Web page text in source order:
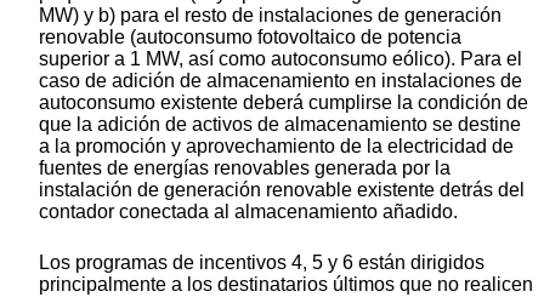
MW) y b) para el resto de instalaciones de generación
renovable (autoconsumo fotovoltaico de potencia
superior a 1 MW, así como autoconsumo eólico). Para el
caso de adición de almacenamiento en instalaciones de
autoconsumo existente deberá cumplirse la condición de
que la adición de activos de almacenamiento se destine
a la promoción y aprovechamiento de la electricidad de
fuentes de energías renovables generada por la
instalación de generación renovable existente detrás del
contador conectada al almacenamiento añadido.
Los programas de incentivos 4, 5 y 6 están dirigidos
principalmente a los destinatarios últimos que no realicen